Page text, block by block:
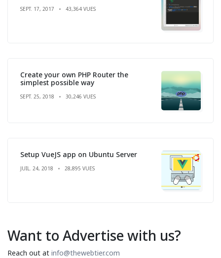
SEPT. 17, 2017 43,364 VUES
Create your own PHP Router the
simplest possible way
SEPT. 25, 2018 30,246 VUES
Setup VueJS app on Ubuntu Server
JUIL. 24, 2018 28,895 VUES
Want to Advertise with us?
Reach out at info@thewebtier.com